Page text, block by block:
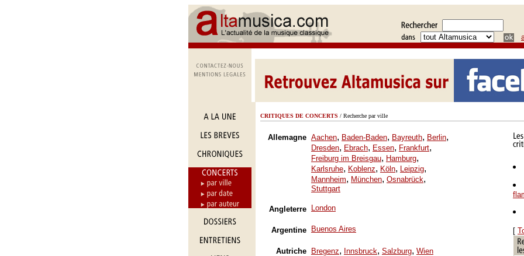
CRITIQUES DE CONCERTS / Recherche par ville
Allemagne Aachen, Baden-Baden, Bayreuth, Berlin,
Dresden, Ebrach, Essen, Frankfurt,
Freiburg im Breisgau, Hamburg,
Karlsruhe, Koblenz, Köln, Leipzig,
Mannheim, München, Osnabrück,
Stuttgart
Angleterre London
Argentine Buenos Aires
Autriche Bregenz, Innsbruck, Salzburg, Wien
[